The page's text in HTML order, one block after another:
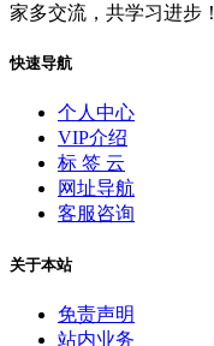
家多交流，共学习进步！
快速导航
个人中心
VIP介绍
标 签 云
网址导航
客服咨询
关于本站
免责声明
站内业务